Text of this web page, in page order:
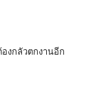
งกลัวตกงานอีก